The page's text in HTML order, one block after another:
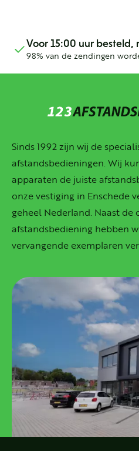
Voor 15:00 uur besteld,
98% van de zendingen
Sinds 1992 zijn wij de
afstandsbedieningen. Wij
apparaten de juiste
onze vestiging in Enschede
geheel Nederland. Naast de
afstandsbediening hebben
vervangende exemplaren